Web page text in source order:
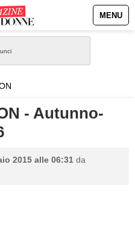
MENU
- Autunno-
2015 alle 06:31 da